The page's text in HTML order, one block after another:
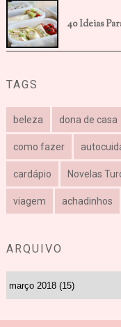
40 Ideias
TAGS
beleza dona de casa
como fazer
cardápio Novelas
viagem achadinhos
ARQUIVO